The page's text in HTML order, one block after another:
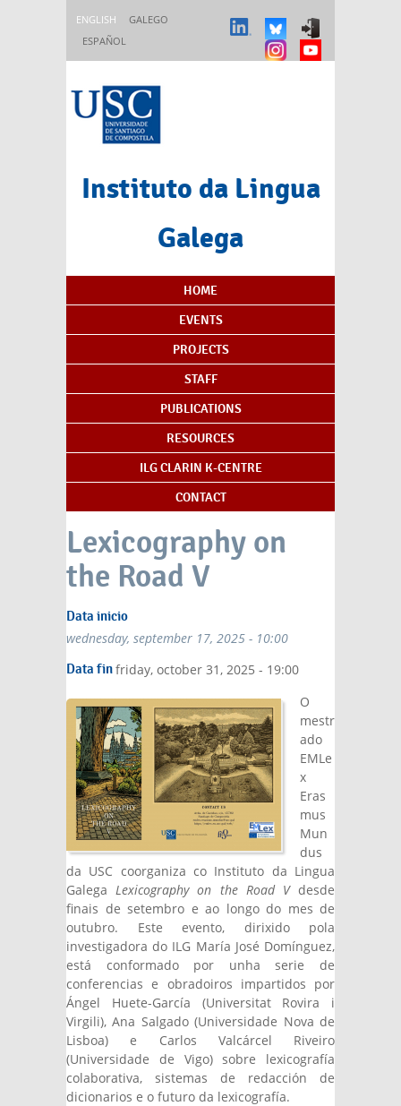
ENGLISH
GALEGO
ESPAÑOL
Instituto da Lingua
Galega
Content Index
HOME
EVENTS
PROJECTS
STAFF
PUBLICATIONS
RESOURCES
ILG CLARIN K-CENTRE
CONTACT
Lexicography on
the Road V
Data inicio
wednesday, september 17, 2025 - 10:00
Data finfriday, october 31, 2025 - 19:00
O
mestr
ado
EMLe
x
Eras
mus
Mun
dus
da USC coorganiza co Instituto da Lingua
Galega Lexicography on the Road Vdesde
finais de setembro e ao longo do mes de
outubro. Este evento, dirixido pola
investigadora do ILG María José Domínguez,
está conformado por unha serie de
conferencias e obradoiros impartidos por
Ángel Huete-García (Universitat Rovira i
Virgili), Ana Salgado (Universidade Nova de
Lisboa) e Carlos Valcárcel Riveiro
(Universidade de Vigo) sobre lexicografía
colaborativa, sistemas de redacción de
dicionarios e o futuro da lexicografía.